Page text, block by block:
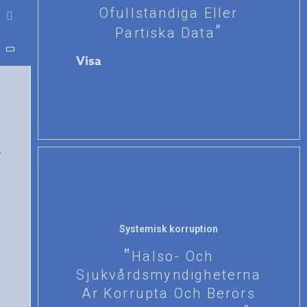
Ofullständiga Eller
Partiska Data
Visa
Systemisk korruption
Hälso- Och
Sjukvårdsmyndigheterna
Är Korrupta Och Berörs